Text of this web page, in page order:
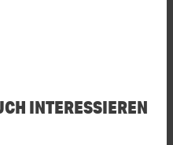
INTERESSIEREN